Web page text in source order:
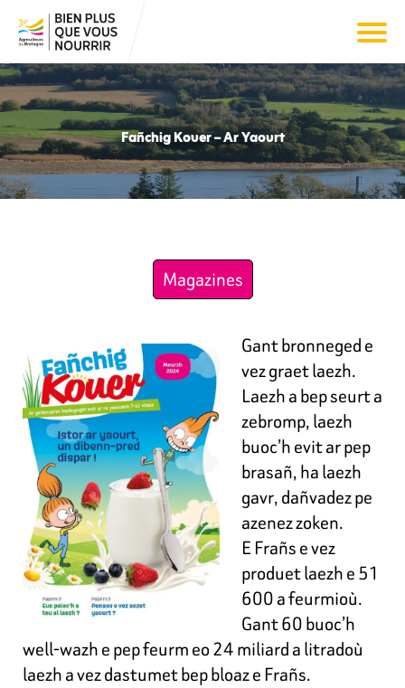
Fañchig Kouer – Ar Yaourt
Magazines
Gant bronneged e
vez graet laezh.
Laezh a bep seurt a
zebromp, laezh
buoc’h evit ar pep
brasañ, ha laezh
gavr, dañvadez pe
azenez zoken.
E Frañs e vez
produet laezh e 51
600 a feurmioù.
Gant 60 buoc’h
well-wazh e pep feurm eo 24 miliard a litradoù
laezh a vez dastumet bep bloaz e Frañs.